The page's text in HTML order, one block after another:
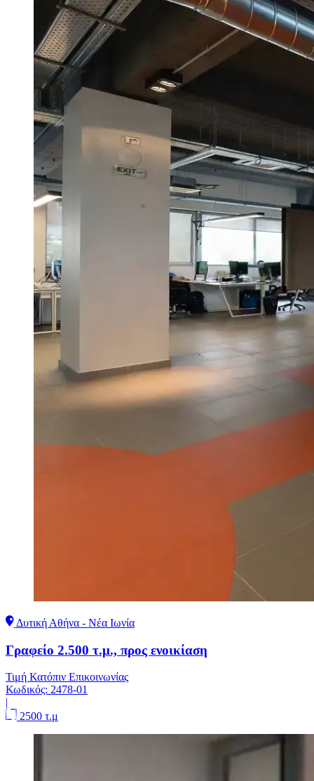
Δυτική Αθήνα - Νέα Ιωνία
Γραφείο 2.500 τ.μ., προς ενοικίαση
Τιμή Κατόπιν Επικοινωνίας
Κωδικός: 2478-01
|
2500 τ.μ